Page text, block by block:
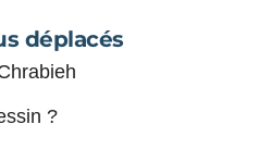
déplacés
?